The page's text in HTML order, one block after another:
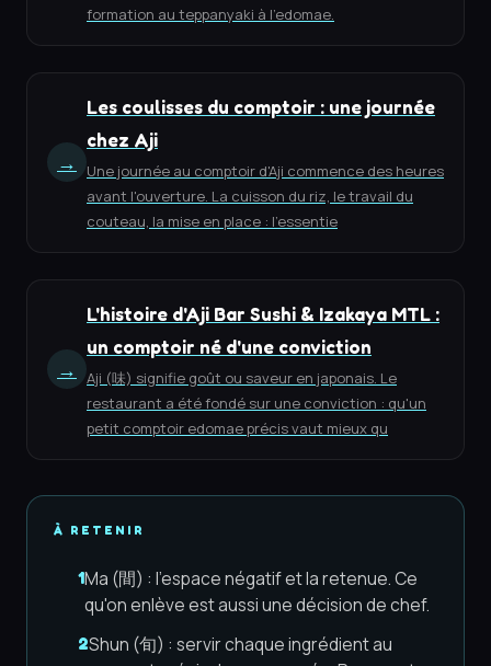
formation au teppanyaki à l'edomae.
→
Les coulisses du comptoir : une journée
chez Aji
Une journée au comptoir d'Aji commence des heures
avant l'ouverture. La cuisson du riz, le travail du
couteau, la mise en place : l'essentie
→
L'histoire d'Aji Bar Sushi & Izakaya MTL :
un comptoir né d'une conviction
Aji (味) signifie goût ou saveur en japonais. Le
restaurant a été fondé sur une conviction : qu'un
petit comptoir edomae précis vaut mieux qu
À RETENIR
1Ma (間) : l'espace négatif et la retenue. Ce
qu'on enlève est aussi une décision de chef.
2Shun (旬) : servir chaque ingrédient au